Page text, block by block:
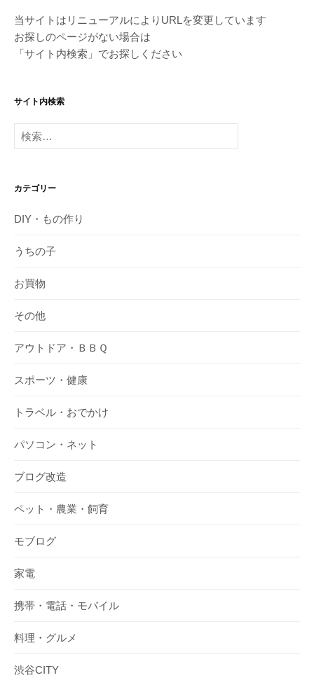
当サイトはリニューアルによりURLを変更しています
お探しのページがない場合は
「サイト内検索」でお探しください
サイト内検索
検
索:
カテゴリー
DIY・もの作り
うちの子
お買物
その他
アウトドア・ＢＢＱ
スポーツ・健康
トラベル・おでかけ
パソコン・ネット
ブログ改造
ペット・農業・飼育
モブログ
家電
携帯・電話・モバイル
料理・グルメ
渋谷CITY